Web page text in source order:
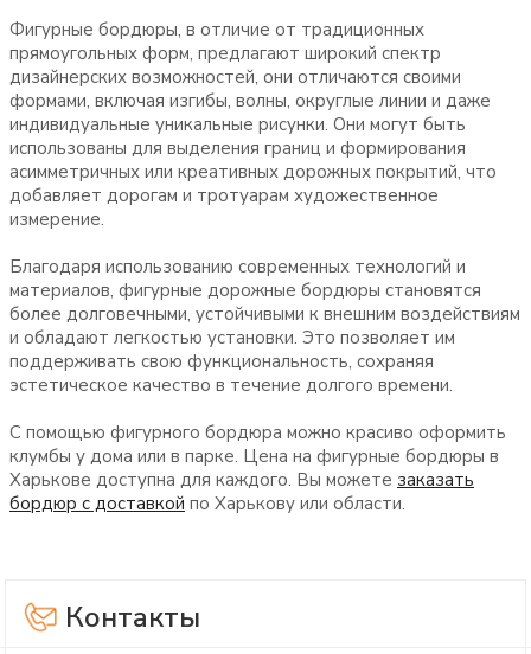
Фигурные бордюры, в отличие от традиционных
прямоугольных форм, предлагают широкий спектр
дизайнерских возможностей, они отличаются своими
формами, включая изгибы, волны, округлые линии и даже
индивидуальные уникальные рисунки. Они могут быть
использованы для выделения границ и формирования
асимметричных или креативных дорожных покрытий, что
добавляет дорогам и тротуарам художественное
измерение.
Благодаря использованию современных технологий и
материалов, фигурные дорожные бордюры становятся
более долговечными, устойчивыми к внешним воздействиям
и обладают легкостью установки. Это позволяет им
поддерживать свою функциональность, сохраняя
эстетическое качество в течение долгого времени.
С помощью фигурного бордюра можно красиво оформить
клумбы у дома или в парке. Цена на фигурные бордюры в
Харькове доступна для каждого. Вы можете заказать
бордюр с доставкой по Харькову или области.
Контакты